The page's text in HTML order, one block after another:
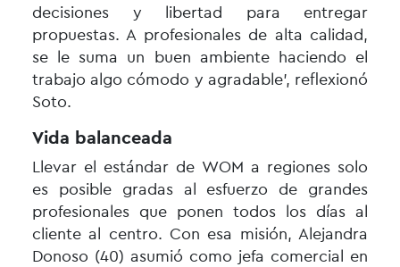
decisiones y libertad para entregar
propuestas. A profesionales de alta calidad,
se le suma un buen ambiente haciendo el
trabajo algo cómodo y agradable’, reflexionó
Soto.
Vida balanceada
Llevar el estándar de WOM a regiones solo
es posible gradas al esfuerzo de grandes
profesionales que ponen todos los días al
cliente al centro. Con esa misión, Alejandra
Donoso (40) asumió como jefa comercial en